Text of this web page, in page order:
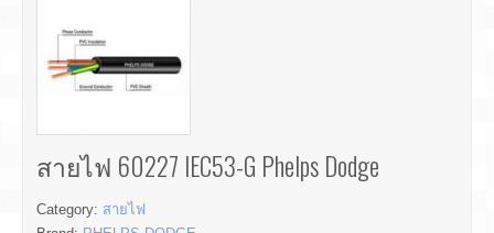
สายไฟ 60227 IEC53-G Phelps Dodge
Category: สายไฟ